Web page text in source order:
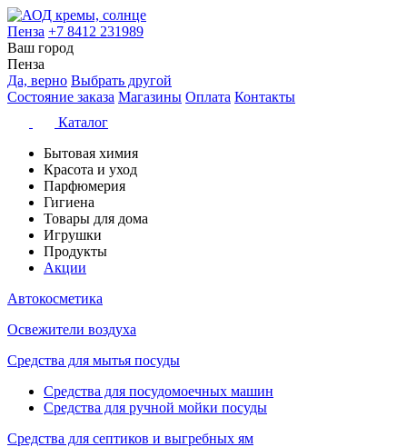
Пенза +7 8412 231989
Ваш город
Пенза
Да, верно Выбрать другой
Состояние заказа Магазины Оплата Контакты
Каталог
Бытовая химия
Красота и уход
Парфюмерия
Гигиена
Товары для дома
Игрушки
Продукты
Акции
Автокосметика
Освежители воздуха
Средства для мытья посуды
Средства для посудомоечных машин
Средства для ручной мойки посуды
Средства для септиков и выгребных ям